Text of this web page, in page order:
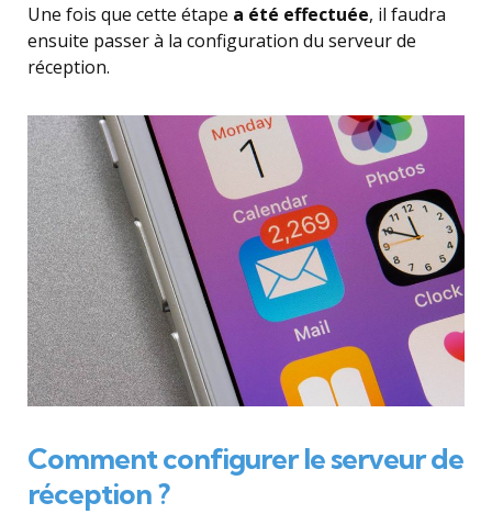
Une fois que cette étape a été effectuée, il faudra
ensuite passer à la configuration du serveur de
réception.
Comment configurer le serveur de
réception ?